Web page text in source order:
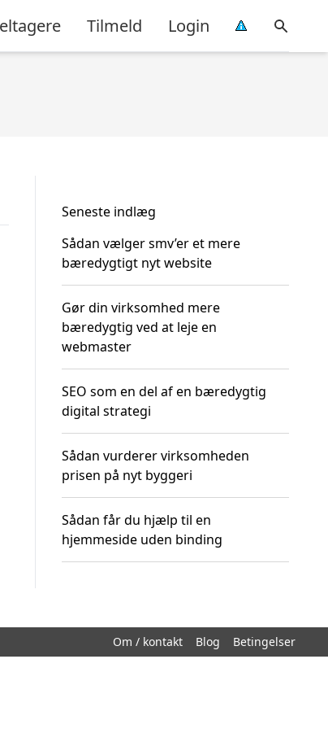
Tilmeld Login
Seneste indlæg
Sådan vælger smv’er et mere
bæredygtigt nyt website
Gør din virksomhed mere
bæredygtig ved at leje en
webmaster
SEO som en del af en bæredygtig
digital strategi
Sådan vurderer virksomheden
prisen på nyt byggeri
Sådan får du hjælp til en
hjemmeside uden binding
Om / kontakt Blog Betingelser